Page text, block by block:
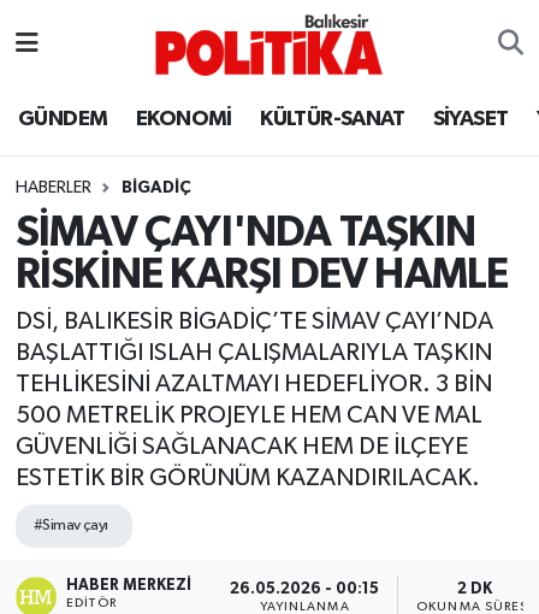
GÜNDEM EKONOMİ KÜLTÜR-SANAT SİYASET
HABERLER BIGADIÇ
SİMAV ÇAYI'NDA TAŞKIN
RİSKİNE KARŞI DEV HAMLE
DSİ, BALIKESİR BİGADİÇ’TE SİMAV ÇAYI’NDA
BAŞLATTIĞI ISLAH ÇALIŞMALARIYLA TAŞKIN
TEHLİKESİNİ AZALTMAYI HEDEFLİYOR. 3 BİN
500 METRELİK PROJEYLE HEM CAN VE MAL
GÜVENLİĞİ SAĞLANACAK HEM DE İLÇEYE
ESTETİK BİR GÖRÜNÜM KAZANDIRILACAK.
#Simav çayı
HABER MERKEZI
EDITÖR
26.05.2026 - 00:15
YAYINLANMA
2 DK
OKUNMA SÜRESI
Ayvalık
Balya
Bandırma
Bigadiç
BİYOGRAFİLER
Burhaniye
ÇEVRE
DÜNYA
Balıkesir Hava Durumu
Balıkesir Namaz Vakitleri
Balıkesir Trafik Yoğunluk Haritası
Süper Lig Puan Durumu ve Fikstür
Tüm Manşetler
Son Dakika Haberleri
Haber Arşivi